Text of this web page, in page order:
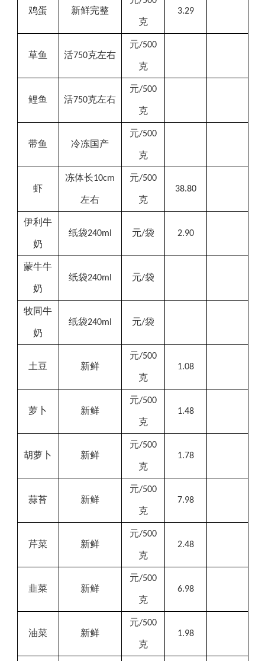
鸡蛋 新鲜完整
克
3.29
草鱼 活750克左右
元/500
克
鲤鱼 活750克左右
元/500
克
带鱼 冷冻国产
元/500
克
虾
冻体长10cm
左右
元/500
克
38.80
伊利 牛
奶
纸袋240ml 元/袋 2.90
蒙牛牛
奶
纸袋240ml 元/袋
牧同牛
奶
纸袋240ml 元/袋
土豆 新鲜
元/500
克
1.08
萝卜 新鲜
元/500
克
1.48
胡萝卜 新鲜
元/500
克
1.78
蒜苔 新鲜
元/500
克
7.98
芹菜 新鲜
元/500
克
2.48
韭菜 新鲜
元/500
克
6.98
油菜 新鲜
元/500
克
1.98